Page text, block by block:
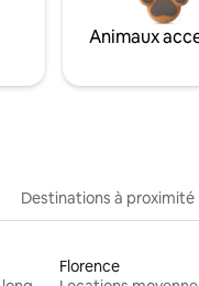
Animaux
Destinations à proximité
Florence